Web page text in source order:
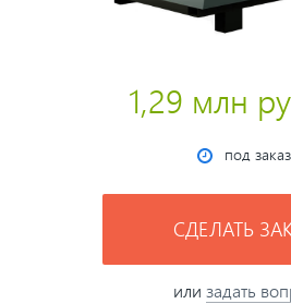
1,29 млн
под заказ
СДЕЛАТЬ
или задать